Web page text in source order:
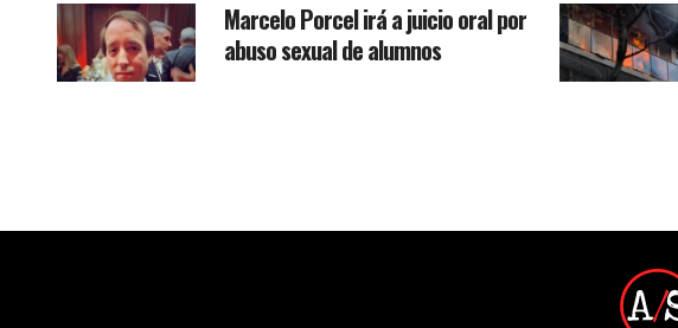
Marcelo Porcel irá a juicio oral por
abuso sexual de alumnos